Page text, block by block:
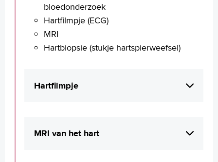
bloedonderzoek
Hartfilmpje (ECG)
MRI
Hartbiopsie (stukje hartspierweefsel)
Hartfilmpje
die het hart afgeeft, in een grafiek
MRI van het hart